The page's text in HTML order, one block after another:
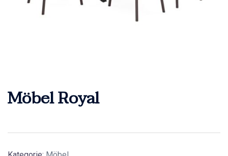
Möbel Royal